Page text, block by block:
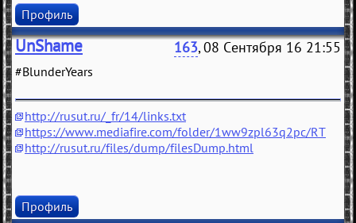
Профиль
UnShame 163, 08 Сентября 16 21:55
#BlunderYears
http://rusut.ru/_fr/14/links.txt
https://www.mediafire.com/folder/1ww9zpl63q2pc/RT
http://rusut.ru/files/dump/filesDump.html
Профиль